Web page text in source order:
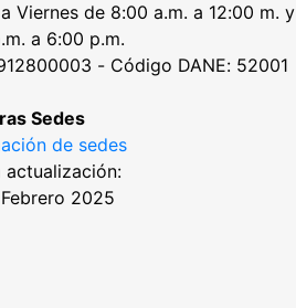
Viernes de 8:00 a.m. a 12:00 m. y
a 6:00 p.m.
- Código DANE: 52001
Sedes
de sedes
actualización:
2025